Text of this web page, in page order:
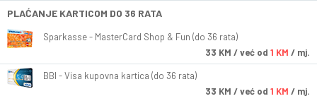
PLAĆANJE KARTICOM DO 36 RATA
Sparkasse - MasterCard Shop & Fun (do 36 rata)
33 KM / već od 1 KM / mj.
BBI - Visa kupovna kartica (do 36 rata)
33 KM / već od 1 KM / mj.